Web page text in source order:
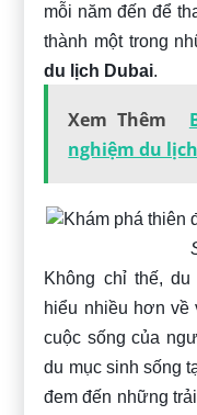
mỗi năm đến để
thành một trong
du lịch Dubai.
Xem Thêm
nghiệm du
Không chỉ thế,
hiểu nhiều hơn về
cuộc sống của
du mục sinh sống
đem đến những